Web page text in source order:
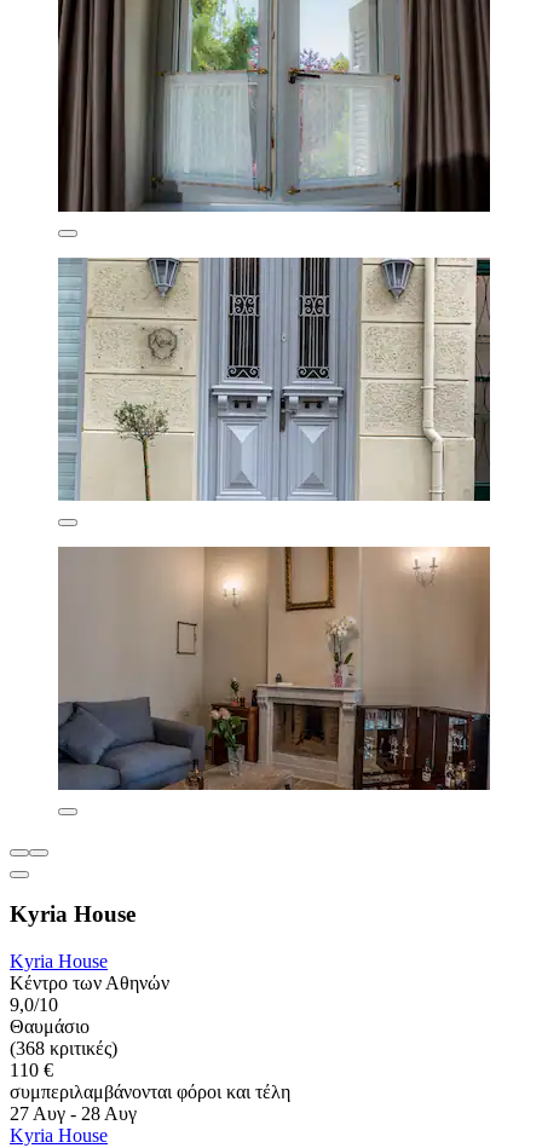
Kyria House
Kyria House
Κέντρο των Αθηνών
9,0/10
Θαυμάσιο
(368 κριτικές)
110 €
συμπεριλαμβάνονται φόροι και τέλη
27 Αυγ - 28 Αυγ
Kyria House